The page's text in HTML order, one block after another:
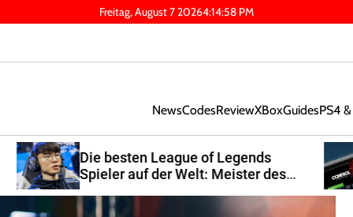
Freitag, August 7 20264:14:59 PM
NewsCodesReviewXBoxGuidesPS4
Valve Steam Deck im Test